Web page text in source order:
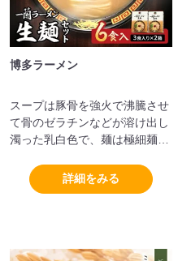
博多ラーメン
スープは豚骨を強火で沸騰させ
て骨のゼラチンなどが溶け出し
濁った乳白色で、麺は極細麺を
詳細をみる